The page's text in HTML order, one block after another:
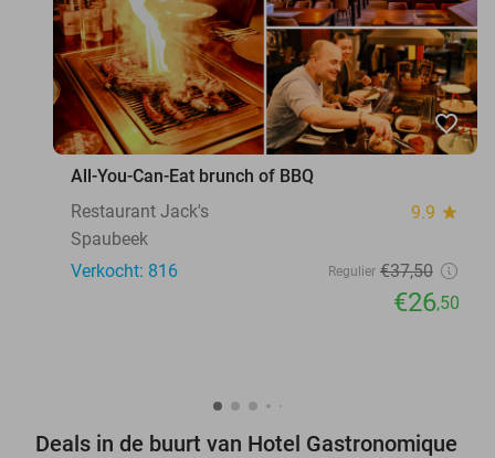
favorite_border
All-You-Can-Eat brunch of BBQ
Restaurant Jack's
9.9 star
Spaubeek
Verkocht: 816
Regulier €37,50
€26,50
Deals in de buurt van Hotel Gastronomique